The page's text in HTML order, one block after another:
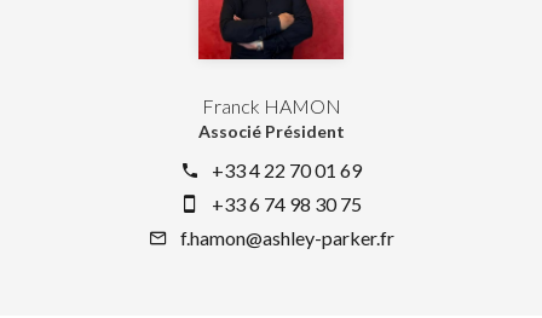
Franck HAMON
Associé Président
+33 4 22 70 01 69
+33 6 74 98 30 75
f.hamon@ashley-parker.fr